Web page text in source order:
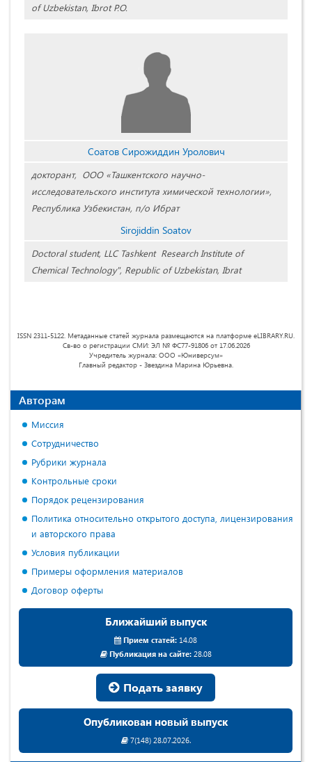
of Uzbekistan, Ibrot P.O.
Соатов Сирожиддин Уролович
докторант, ООО «Ташкентского научно-
исследовательского института химической технологии»,
Республика Узбекистан, п/о Ибрат
Sirojiddin Soatov
Doctoral student, LLC Tashkent Research Institute of
Chemical Technology", Republic of Uzbekistan, Ibrat
ISSN 2311-5122. Метаданные статей журнала размещаются на платформе eLIBRARY.RU.
Св-во о регистрации СМИ: ЭЛ № ФС77-91806 от 17.06.2026
Учредитель журнала: ООО «Юниверсум»
Главный редактор - Звездина Марина Юрьевна.
Авторам
Миссия
Сотрудничество
Рубрики журнала
Контрольные сроки
Порядок рецензирования
Политика относительно открытого доступа, лицензирования
и авторского права
Условия публикации
Примеры оформления материалов
Договор оферты
Ближайший выпуск
Прием статей: 14.08
Публикация на сайте:28.08
Подать заявку
Опубликован новый выпуск
7(148) 28.07.2026.